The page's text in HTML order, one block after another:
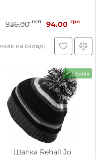
936.00 грн 94.00 грн
на складі
+13 балів
Шапка Rehall Jo